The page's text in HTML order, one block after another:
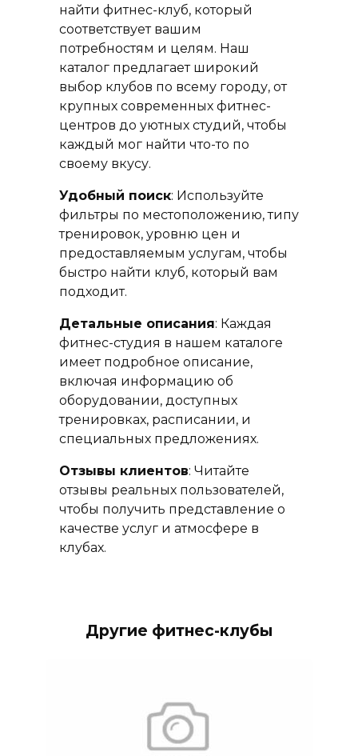
найти фитнес-клуб, который
соответствует вашим
потребностям и целям. Наш
каталог предлагает широкий
выбор клубов по всему городу, от
крупных современных фитнес-
центров до уютных студий, чтобы
каждый мог найти что-то по
своему вкусу.
Удобный поиск: Используйте
фильтры по местоположению, типу
тренировок, уровню цен и
предоставляемым услугам, чтобы
быстро найти клуб, который вам
подходит.
Детальные описания: Каждая
фитнес-студия в нашем каталоге
имеет подробное описание,
включая информацию об
оборудовании, доступных
тренировках, расписании, и
специальных предложениях.
Отзывы клиентов: Читайте
отзывы реальных пользователей,
чтобы получить представление о
качестве услуг и атмосфере в
клубах.
Другие фитнес-клубы